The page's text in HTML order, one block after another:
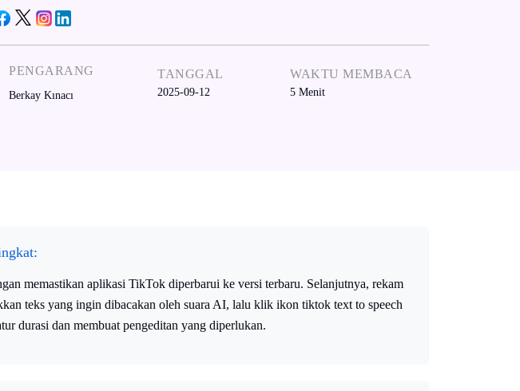
PENGARANG
Berkay Kınacı
TANGGAL
2025-09-12
WAKTU MEMBACA
5 Menit
memastikan aplikasi TikTok diperbarui ke versi terbaru. Selanjutnya, rekam
teks yang ingin dibacakan oleh suara AI, lalu klik ikon tiktok text to speech
durasi dan membuat pengeditan yang diperlukan.